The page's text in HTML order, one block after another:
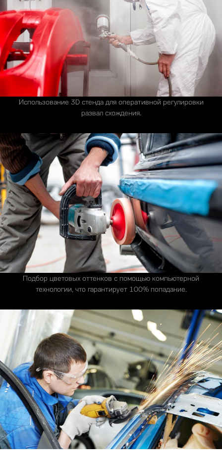
Использование 3D стенда для оперативной регулировки
развал схождения.
Подбор цветовых оттенков с помощью компьютерной
технологии, что гарантирует 100% попадание.